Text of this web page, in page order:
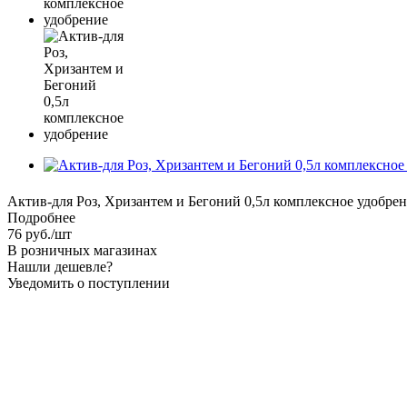
Актив-для Роз, Хризантем и Бегоний 0,5л комплексное
Подробнее
76 руб./шт
В розничных магазинах
Нашли дешевле?
Уведомить о поступлении